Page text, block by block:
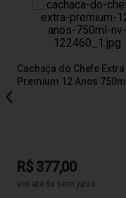
Cachaça do Chefe Extra
Premium 12 Anos 750ml
R$ 377,00
em até 6x sem juros